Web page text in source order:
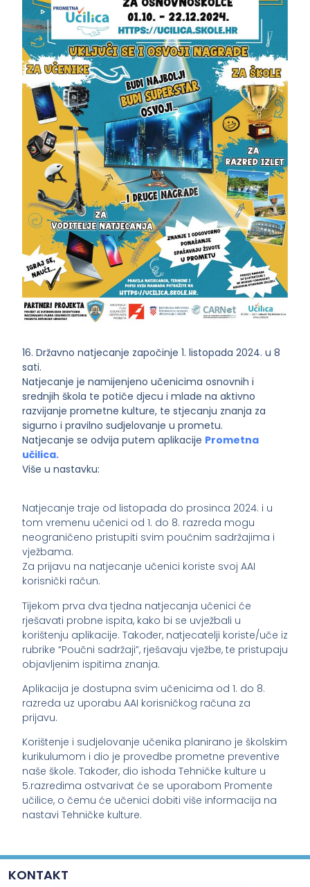
16. Državno natjecanje započinje 1. listopada 2024. u 8
sati.
Natjecanje je namijenjeno učenicima osnovnih i
srednjih škola te potiče djecu i mlade na aktivno
razvijanje prometne kulture, te stjecanju znanja za
sigurno i pravilno sudjelovanje u prometu.
Natjecanje se odvija putem aplikacije Prometna
učilica.
Više u nastavku:
Natjecanje traje od listopada do prosinca 2024. i u
tom vremenu učenici od 1. do 8. razreda mogu
neograničeno pristupiti svim poučnim sadržajima i
vježbama.
Za prijavu na natjecanje učenici koriste svoj AAI
korisnički račun.
Tijekom prva dva tjedna natjecanja učenici će
rješavati probne ispita, kako bi se uvježbali u
korištenju aplikacije. Također, natjecatelji koriste/uče iz
rubrike “Poučni sadržaji”, rješavaju vježbe, te pristupaju
objavljenim ispitima znanja.
Aplikacija je dostupna svim učenicima od 1. do 8.
razreda uz uporabu AAI korisničkog računa za
prijavu.
Korištenje i sudjelovanje učenika planirano je školskim
kurikulumom i dio je provedbe prometne preventive
naše škole. Također, dio ishoda Tehničke kulture u
5.razredima ostvarivat će se uporabom Promente
učilice, o čemu će učenici dobiti više informacija na
nastavi Tehničke kulture.
KONTAKT